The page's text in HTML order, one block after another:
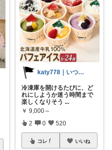
katy778｜いつも有難うございます✨
冷凍庫を開けるたびに、ど
れにしようか迷う時間まで
楽しくなりそう ...
￥ 9,000～
2 0 520
コレ いいね